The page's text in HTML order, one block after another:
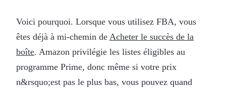
Voici pourquoi. Lorsque vous utilisez FBA, vous
êtes déjà à mi-chemin de Acheter le succès de la
boîte. Amazon privilégie les listes éligibles au
programme Prime, donc même si votre prix
n&rsquo;est pas le plus bas, vous pouvez quand